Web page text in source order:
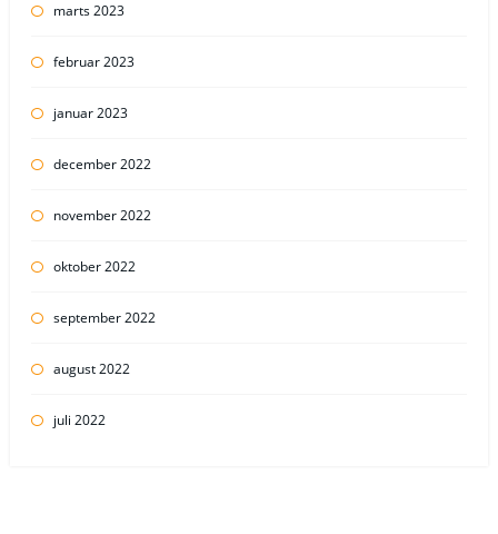
marts 2023
februar 2023
januar 2023
december 2022
november 2022
oktober 2022
september 2022
august 2022
juli 2022